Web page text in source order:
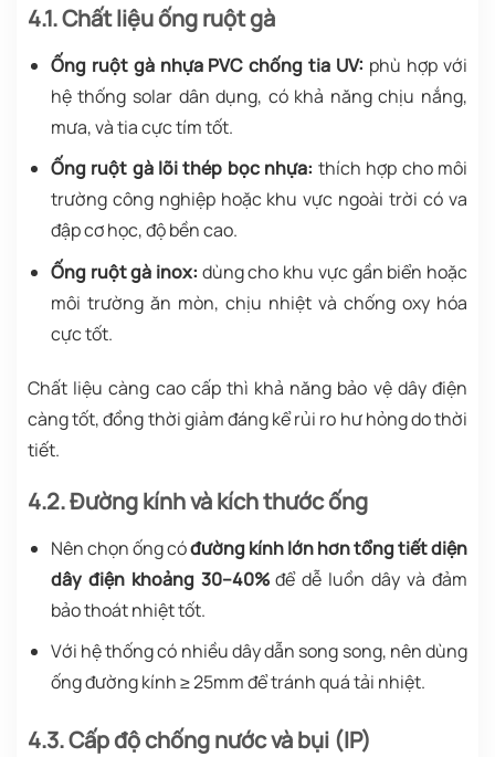
4.1. Chất liệu ống ruột gà
Ống ruột gà nhựa PVC chống tia UV: phù hợp với
hệ thống solar dân dụng, có khả năng chịu nắng,
mưa, và tia cực tím tốt.
Ống ruột gà lõi thép bọc nhựa: thích hợp cho môi
trường công nghiệp hoặc khu vực ngoài trời có va
đập cơ học, độ bền cao.
Ống ruột gà inox: dùng cho khu vực gần biển hoặc
môi trường ăn mòn, chịu nhiệt và chống oxy hóa
cực tốt.
Chất liệu càng cao cấp thì khả năng bảo vệ dây điện
càng tốt, đồng thời giảm đáng kể rủi ro hư hỏng do thời
tiết.
4.2. Đường kính và kích thước ống
Nên chọn ống cóđường kính lớn hơn tổng tiết diện
dây điện khoảng 30–40%để dễ luồn dây và đảm
bảo thoát nhiệt tốt.
Với hệ thống có nhiều dây dẫn song song, nên dùng
ống đường kính ≥ 25mm để tránh quá tải nhiệt.
4.3. Cấp độ chống nước và bụi (IP)